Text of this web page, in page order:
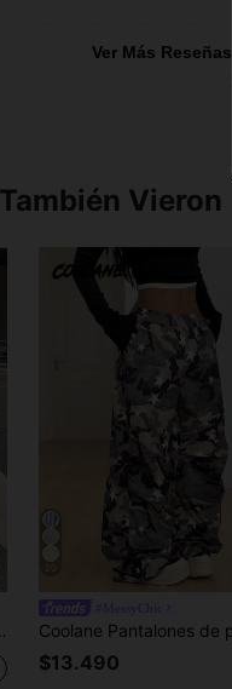
Ver Más Reseñas
Vieron
$13.490